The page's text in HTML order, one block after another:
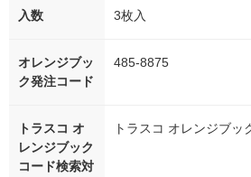
入数 3枚入
オレンジブッ
ク発注コード
485-8875
トラスコ オ
レンジブック
コード検索対
トラスコ オレンジブッ